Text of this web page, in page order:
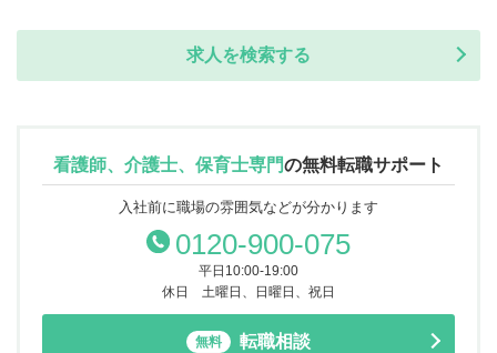
求人を検索する
看護師、介護士、保育士専門の無料転職サポート
入社前に職場の雰囲気などが分かります
0120-900-075
平日10:00-19:00
休日 土曜日、日曜日、祝日
無料 転職相談